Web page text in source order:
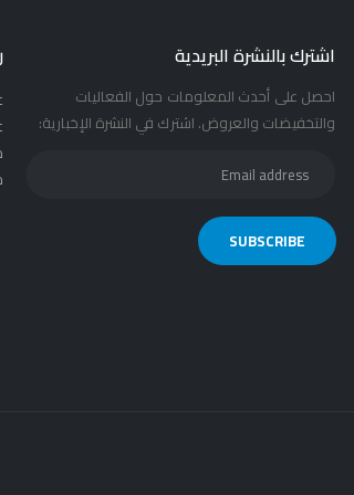
اشترك بالنشرة البريدية
احصل على أحدث المعلومات حول الفعاليات
والتخفيضات والعروض. اشترك في النشرة الإخبارية: